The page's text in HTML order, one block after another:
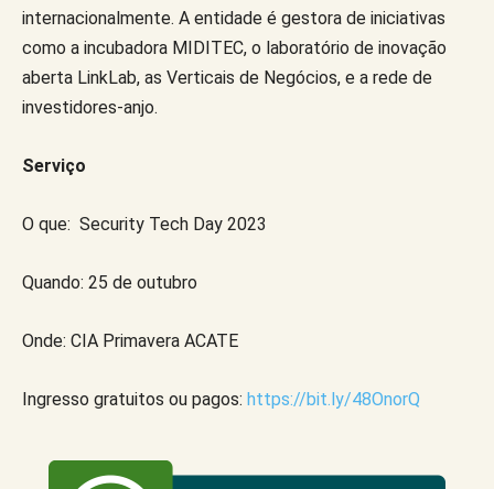
internacionalmente. A entidade é gestora de iniciativas
como a incubadora MIDITEC, o laboratório de inovação
aberta LinkLab, as Verticais de Negócios, e a rede de
investidores-anjo.
Serviço
O que: Security Tech Day 2023
Quando: 25 de outubro
Onde: CIA Primavera ACATE
Ingresso gratuitos ou pagos: https://bit.ly/48OnorQ